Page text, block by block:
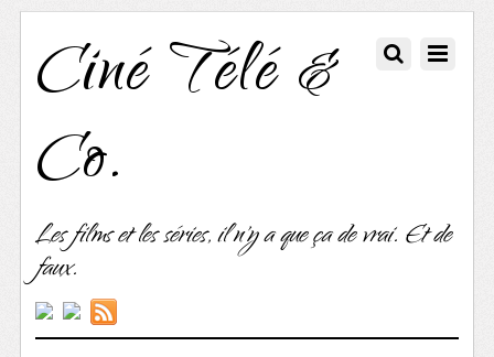
Ciné Télé &
Co.
Les films et les séries, il n'y a que ça de vrai. Et de
faux.